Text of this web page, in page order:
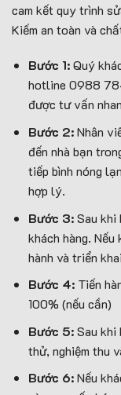
cam kết quy trình
Kiếm an toàn và
Bước 1:Quý
hotline 0988
được tư vấn
Bước 2:Nhân
đến nhà bạn
tiếp bình nóng
hợp lý.
Bước 3:Sau khi
khách hàng.
hành và triển
Bước 4: Tiến
100% (nếu cần)
Bước 5:Sau khi
thử, nghiệm thu
Bước 6:Nếu